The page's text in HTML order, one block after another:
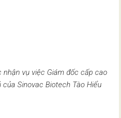
vụ việc Giám đốc cấp cao
Sinovac Biotech Tào Hiểu